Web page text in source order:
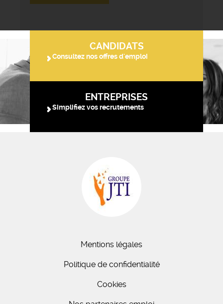
CANDIDATS
Consultez nos offres d'emploi
ENTREPRISES
Simplifiez vos recrutements
Mentions légales
Politique de confidentialité
Cookies